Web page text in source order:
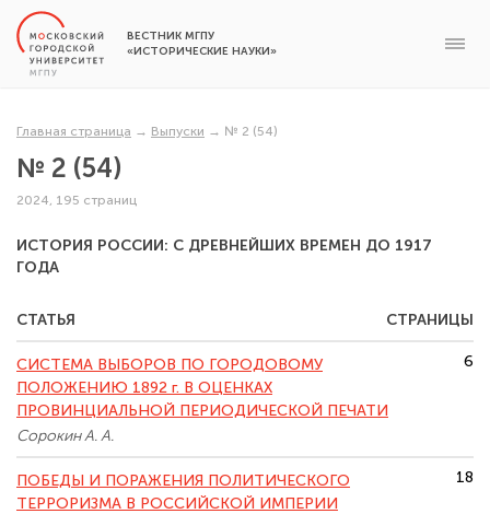
ВЕСТНИК МГПУ
«ИСТОРИЧЕСКИЕ НАУКИ»
Главная страница → Выпуски → № 2 (54)
№ 2 (54)
2024, 195 страниц
ИСТОРИЯ РОССИИ: С ДРЕВНЕЙШИХ ВРЕМЕН ДО 1917
ГОДА
СТАТЬЯ СТРАНИЦЫ
СИСТЕМА ВЫБОРОВ ПО ГОРОДОВОМУ
ПОЛОЖЕНИЮ 1892 г. В ОЦЕНКАХ
ПРОВИНЦИАЛЬНОЙ ПЕРИОДИЧЕСКОЙ ПЕЧАТИ
Сорокин А. А.
6
ПОБЕДЫ И ПОРАЖЕНИЯ ПОЛИТИЧЕСКОГО
ТЕРРОРИЗМА В РОССИЙСКОЙ ИМПЕРИИ
18